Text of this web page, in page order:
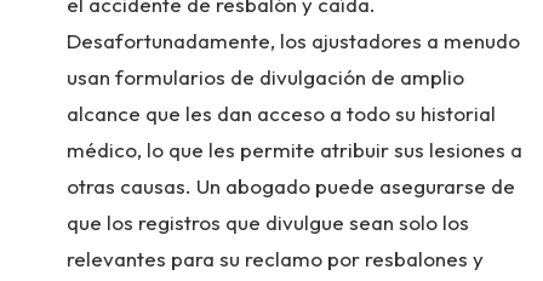
Desafortunadamente, los ajustadores a menudo
usan formularios de divulgación de amplio
alcance que les dan acceso a todo su historial
médico, lo que les permite atribuir sus lesiones a
otras causas. Un abogado puede asegurarse de
que los registros que divulgue sean solo los
relevantes para su reclamo por resbalones y